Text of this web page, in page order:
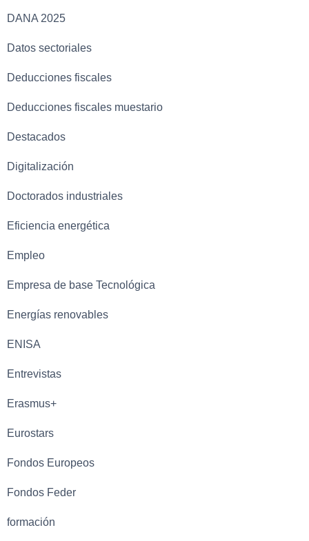
DANA 2025
Datos sectoriales
Deducciones fiscales
Deducciones fiscales muestario
Destacados
Digitalización
Doctorados industriales
Eficiencia energética
Empleo
Empresa de base Tecnológica
Energías renovables
ENISA
Entrevistas
Erasmus+
Eurostars
Fondos Europeos
Fondos Feder
formación